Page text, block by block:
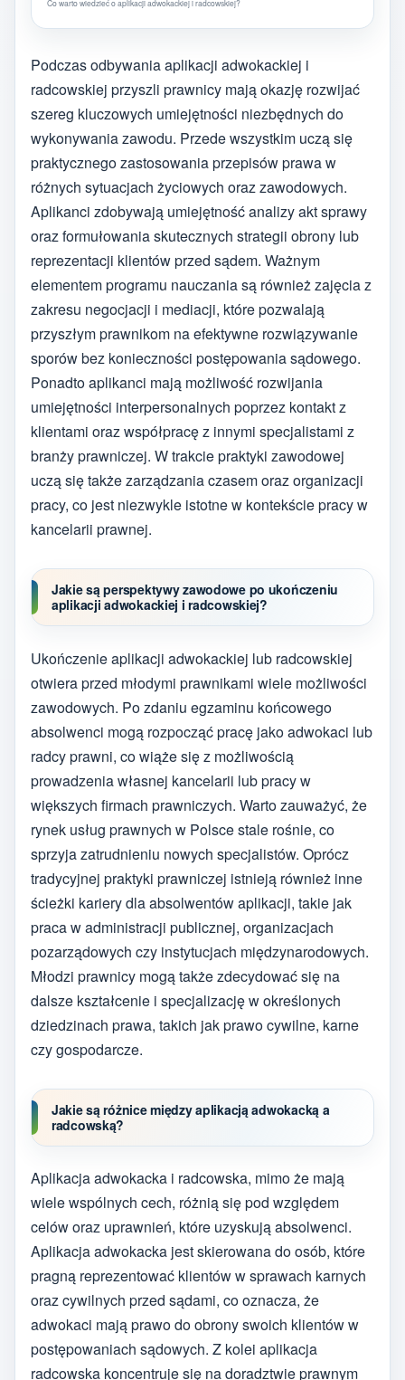
Co warto wiedzieć o aplikacji adwokackiej i radcowskiej?
Podczas odbywania aplikacji adwokackiej i
radcowskiej przyszli prawnicy mają okazję rozwijać
szereg kluczowych umiejętności niezbędnych do
wykonywania zawodu. Przede wszystkim uczą się
praktycznego zastosowania przepisów prawa w
różnych sytuacjach życiowych oraz zawodowych.
Aplikanci zdobywają umiejętność analizy akt sprawy
oraz formułowania skutecznych strategii obrony lub
reprezentacji klientów przed sądem. Ważnym
elementem programu nauczania są również zajęcia z
zakresu negocjacji i mediacji, które pozwalają
przyszłym prawnikom na efektywne rozwiązywanie
sporów bez konieczności postępowania sądowego.
Ponadto aplikanci mają możliwość rozwijania
umiejętności interpersonalnych poprzez kontakt z
klientami oraz współpracę z innymi specjalistami z
branży prawniczej. W trakcie praktyki zawodowej
uczą się także zarządzania czasem oraz organizacji
pracy, co jest niezwykle istotne w kontekście pracy w
kancelarii prawnej.
Jakie są perspektywy zawodowe po ukończeniu
aplikacji adwokackiej i radcowskiej?
Ukończenie aplikacji adwokackiej lub radcowskiej
otwiera przed młodymi prawnikami wiele możliwości
zawodowych. Po zdaniu egzaminu końcowego
absolwenci mogą rozpocząć pracę jako adwokaci lub
radcy prawni, co wiąże się z możliwością
prowadzenia własnej kancelarii lub pracy w
większych firmach prawniczych. Warto zauważyć, że
rynek usług prawnych w Polsce stale rośnie, co
sprzyja zatrudnieniu nowych specjalistów. Oprócz
tradycyjnej praktyki prawniczej istnieją również inne
ścieżki kariery dla absolwentów aplikacji, takie jak
praca w administracji publicznej, organizacjach
pozarządowych czy instytucjach międzynarodowych.
Młodzi prawnicy mogą także zdecydować się na
dalsze kształcenie i specjalizację w określonych
dziedzinach prawa, takich jak prawo cywilne, karne
czy gospodarcze.
Jakie są różnice między aplikacją adwokacką a
radcowską?
Aplikacja adwokacka i radcowska, mimo że mają
wiele wspólnych cech, różnią się pod względem
celów oraz uprawnień, które uzyskują absolwenci.
Aplikacja adwokacka jest skierowana do osób, które
pragną reprezentować klientów w sprawach karnych
oraz cywilnych przed sądami, co oznacza, że
adwokaci mają prawo do obrony swoich klientów w
postępowaniach sądowych. Z kolei aplikacja
radcowska koncentruje się na doradztwie prawnym